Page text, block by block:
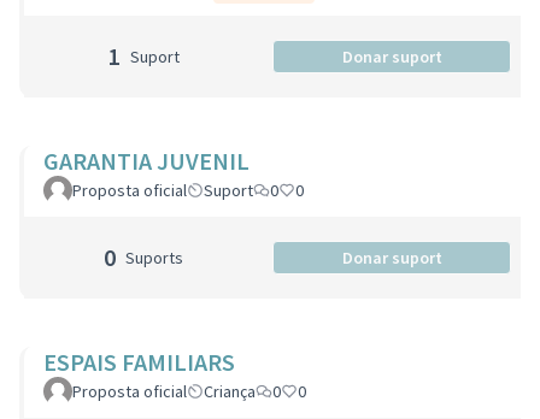
1 Suport Donar suport
GARANTIA JUVENIL
Proposta oficial Suport 0 0
0 Suports Donar suport
ESPAIS FAMILIARS
Proposta oficial Criança 0 0